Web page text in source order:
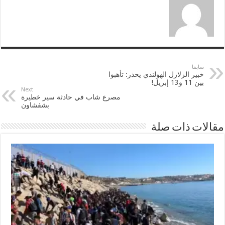
سابقا
خبير الزلازل الهولندي يحذر: تأهبوا
بين 11 و13 إبريل!
Next
مصرع شاب في حادثة سير خطيرة
بشفشاون
مقالات ذات صلة